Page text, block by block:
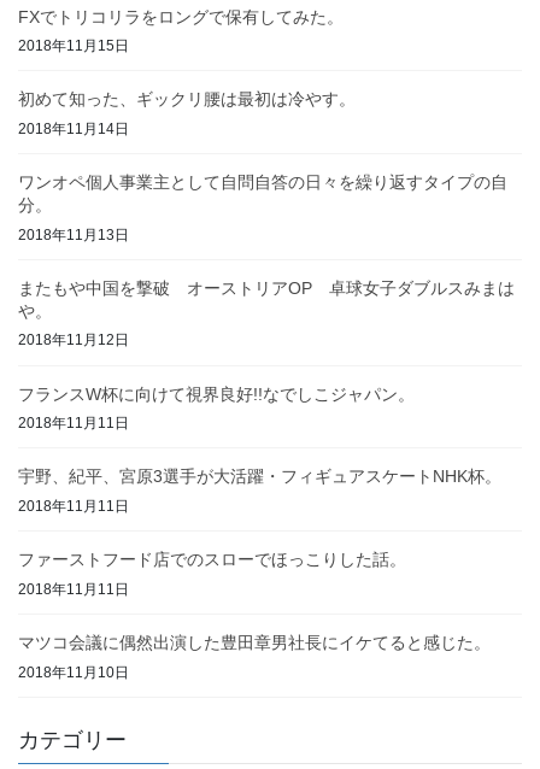
FXでトリコリラをロングで保有してみた。
2018年11月15日
初めて知った、ギックリ腰は最初は冷やす。
2018年11月14日
ワンオペ個人事業主として自問自答の日々を繰り返すタイプの自
分。
2018年11月13日
またもや中国を撃破 オーストリアOP 卓球女子ダブルスみまは
や。
2018年11月12日
フランスW杯に向けて視界良好!!なでしこジャパン。
2018年11月11日
宇野、紀平、宮原3選手が大活躍・フィギュアスケートNHK杯。
2018年11月11日
ファーストフード店でのスローでほっこりした話。
2018年11月11日
マツコ会議に偶然出演した豊田章男社長にイケてると感じた。
2018年11月10日
カテゴリー